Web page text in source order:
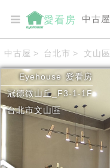
愛看房 中古屋
中古屋 > 台北市 > 文山區
Eyehouse 愛看房
冠德微山丘_F3-1-1F
台北市文山區